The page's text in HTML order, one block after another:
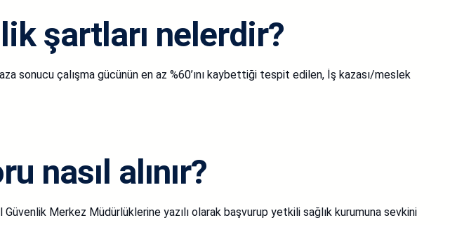
şartları nelerdir?
sonucu çalışma gücünün en az %60’ını kaybettiği tespit edilen, İş kazası/meslek
nasıl alınır?
Merkez Müdürlüklerine yazılı olarak başvurup yetkili sağlık kurumuna sevkini